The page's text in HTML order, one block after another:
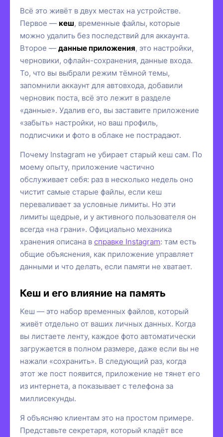
Всё это живёт в двух местах на устройстве.
Первое — кеш, временные файлы, которые
можно удалить без последствий для аккаунта.
Второе — данные приложения, это настройки,
черновики, офлайн-сохранения, данные входа.
То, что вы выбрали режим тёмной темы,
запомнили аккаунт для автовхода, добавили
черновик поста, всё это лежит в разделе
«данные». Удалив его, вы заставите приложение
«забыть» настройки, но ваш профиль,
подписчики и фото в облаке не пострадают.
Почему Instagram не убирает старый кеш сам. По
моему опыту, приложение частично
обслуживает себя: раз в несколько недель оно
чистит самые старые файлы, если кеш
переваливает за условные лимиты. Но эти
лимиты щедрые, и у активного пользователя он
всегда «на грани». Официально механика
хранения описана в справке Instagram: там есть
общие объяснения, как приложение управляет
данными и что делать, если памяти не хватает.
Кеш и его влияние на память
Кеш — это набор временных файлов, который
живёт отдельно от ваших личных данных. Когда
вы листаете ленту, каждое фото автоматически
загружается в полном размере, даже если вы не
нажали «сохранить». В следующий раз, когда
этот же пост появится, приложение не тянет его
из интернета, а показывает с телефона за
миллисекунды.
Я объясняю клиентам это на простом примере.
Представьте секретаря, который кладёт все